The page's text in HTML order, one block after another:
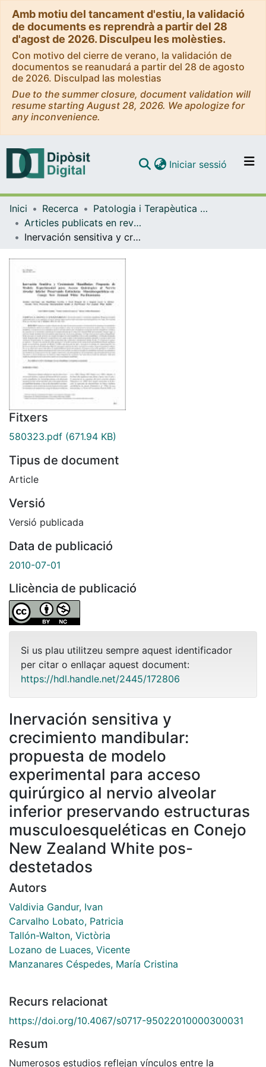
Amb motiu del tancament d'estiu, la validació
de documents es reprendrà a partir del 28
d'agost de 2026. Disculpeu les molèsties.
Con motivo del cierre de verano, la validación de
documentos se reanudará a partir del 28 de agosto
de 2026. Disculpad las molestias
Due to the summer closure, document validation will
resume starting August 28, 2026. We apologize for
any inconvenience.
Navega per tot el DD
Contacte
Iniciar sessió (current)
Inici Recerca
Patologia i Terapèutica Experimental
Articles publicats en revistes (Patologia i Terapèutica Experimental)
Inervación sensitiva y crecimiento mandibular: propuesta de modelo experimental para acceso quirúrgico al nervio alveolar inferior preservando estructuras musculoesqueléticas en Conejo New Zealand White pos-destetados
Fitxers
580323.pdf (671.94 KB)
Tipus de document
Article
Versió
Versió publicada
Data de publicació
2010-07-01
Llicència de publicació
Si us plau utilitzeu sempre aquest identificador
per citar o enllaçar aquest document:
https://hdl.handle.net/2445/172806
Inervación sensitiva y
crecimiento mandibular:
propuesta de modelo
experimental para acceso
quirúrgico al nervio alveolar
inferior preservando estructuras
musculoesqueléticas en Conejo
New Zealand White pos-
destetados
Autors
Valdivia Gandur, Ivan
Carvalho Lobato, Patricia
Tallón-Walton, Victòria
Lozano de Luaces, Vicente
Manzanares Céspedes, María Cristina
Recurs relacionat
https://doi.org/10.4067/s0717-95022010000300031
Resum
Numerosos estudios reflejan vínculos entre la